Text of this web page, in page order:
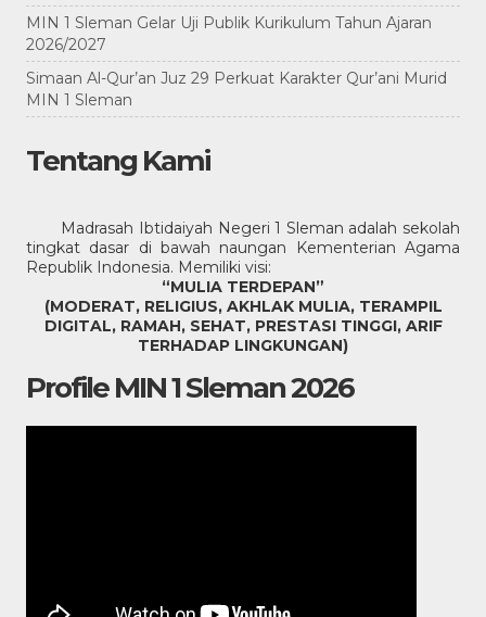
MIN 1 Sleman Gelar Uji Publik Kurikulum Tahun Ajaran
2026/2027
Simaan Al-Qur’an Juz 29 Perkuat Karakter Qur’ani Murid
MIN 1 Sleman
Tentang Kami
Madrasah Ibtidaiyah Negeri 1 Sleman adalah sekolah
tingkat dasar di bawah naungan Kementerian Agama
Republik Indonesia. Memiliki visi:
“MULIA TERDEPAN”
(MODERAT, RELIGIUS, AKHLAK MULIA, TERAMPIL
DIGITAL, RAMAH, SEHAT, PRESTASI TINGGI, ARIF
TERHADAP LINGKUNGAN)
Profile MIN 1 Sleman 2026